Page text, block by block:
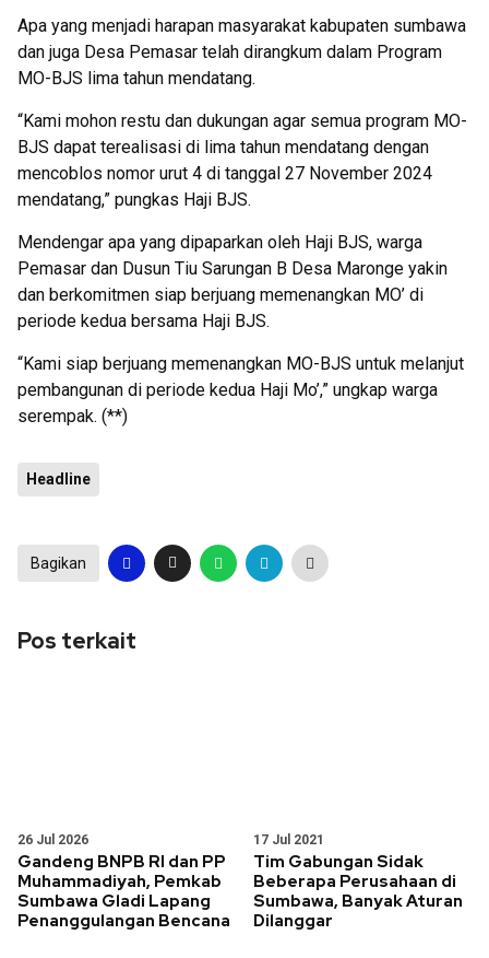
Apa yang menjadi harapan masyarakat kabupaten sumbawa
dan juga Desa Pemasar telah dirangkum dalam Program
MO-BJS lima tahun mendatang.
“Kami mohon restu dan dukungan agar semua program MO-
BJS dapat terealisasi di lima tahun mendatang dengan
mencoblos nomor urut 4 di tanggal 27 November 2024
mendatang,” pungkas Haji BJS.
Mendengar apa yang dipaparkan oleh Haji BJS, warga
Pemasar dan Dusun Tiu Sarungan B Desa Maronge yakin
dan berkomitmen siap berjuang memenangkan MO’ di
periode kedua bersama Haji BJS.
“Kami siap berjuang memenangkan MO-BJS untuk melanjut
pembangunan di periode kedua Haji Mo’,” ungkap warga
serempak. (**)
Headline
Bagikan
Pos terkait
26 Jul 2026
Gandeng BNPB RI dan PP
Muhammadiyah, Pemkab
Sumbawa Gladi Lapang
Penanggulangan Bencana
17 Jul 2021
Tim Gabungan Sidak
Beberapa Perusahaan di
Sumbawa, Banyak Aturan
Dilanggar